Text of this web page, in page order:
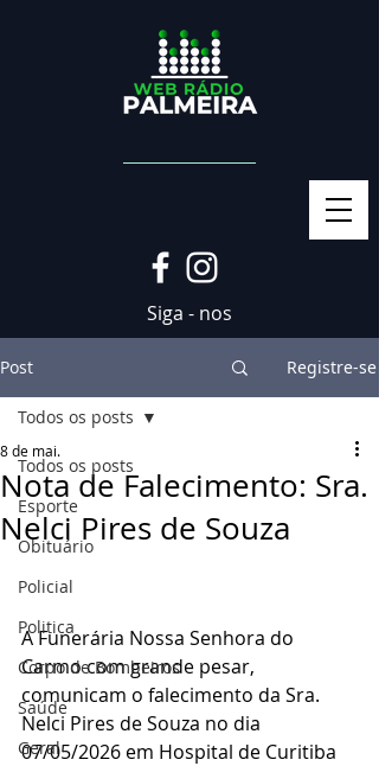
Siga - nos
Post Registre-se
Todos os posts
Esporte
Obituário
Policial
Politica
Corpo de Bombeiros
Saúde
Geral
Todos os posts
Nota de Falecimento: Sra.
Nelci Pires de Souza
8 de mai.
A Funerária Nossa Senhora do
Carmo com grande pesar,
comunicam o falecimento da Sra.
Nelci Pires de Souza no dia
07/05/2026 em Hospital de Curitiba